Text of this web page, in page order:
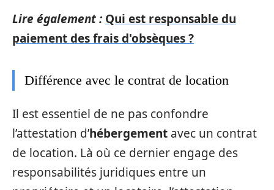
Lire également : Qui est responsable du
paiement des frais d'obsèques ?
Différence avec le contrat de location
Il est essentiel de ne pas confondre
l’attestation d’hébergement avec un contrat
de location. Là où ce dernier engage des
responsabilités juridiques entre un